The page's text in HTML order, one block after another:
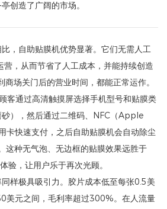
创造了广阔的市场。
，自助贴膜机优势显著。它们无需人工
，从而节省了人工成本，并能持续创造
场关门后的营业时间，都能正常运作。
客通过高清触摸屏选择手机型号和贴膜类
），然后通过二维码、NFC（Apple
卡快速支付，之后自助贴膜机会自动除尘
这种无气泡、无边框的贴膜效果远胜于
验，让用户乐于再次光顾。
样极具吸引力。胶片成本低至每张0.5美
美元之间，毛利率超过300%。在人流量